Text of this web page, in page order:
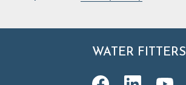
WATER FITTERS